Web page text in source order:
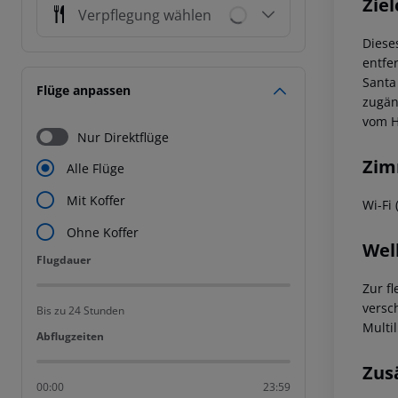
Verpflegung wählen
Flüge anpassen
Nur Direktflüge
Alle Flüge
Mit Koffer
Ohne Koffer
Flugdauer
Flugdauer
Bis zu 24 Stunden
Abflugzeiten
Abflugzeiten
00:00 23:59
vom
Wi-Fi
Zur